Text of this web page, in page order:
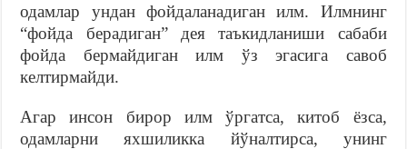
одамлар ундан фойдаланадиган илм. Илмнинг
“фойда берадиган” дея таъкидланиши сабаби
фойда бермайдиган илм ўз эгасига савоб
келтирмайди.
Агар инсон бирор илм ўргатса, китоб ёзса,
одамларни яхшиликка йўналтирса, унинг